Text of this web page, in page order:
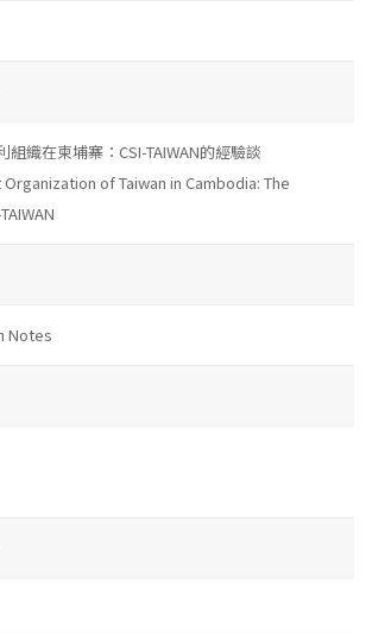
組織在柬埔寨：CSI-TAIWAN的經驗談
of Taiwan in Cambodia: The
Notes